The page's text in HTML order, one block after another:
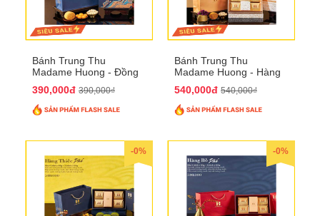
Bánh Trung Thu
Madame Huong - Đồng
390,000đ 390,000₫
Bánh Trung Thu
Madame Huong - Hàng
540,000đ 540,000₫
-0% -0%